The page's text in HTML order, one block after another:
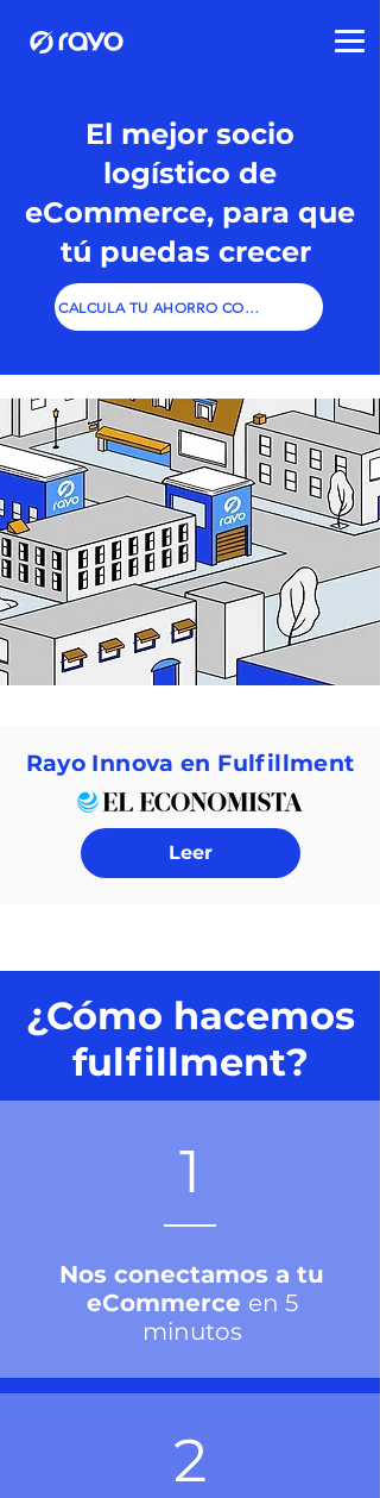
El mejor socio
logístico de
eCommerce, para que
tú puedas crecer
CALCULA TU AHORRO CON RAYO
Rayo Innova en Fulfillment
Leer
¿Cómo hacemos
fulfillment?
1
Nos conectamos a tu
eCommerce en 5
minutos
2